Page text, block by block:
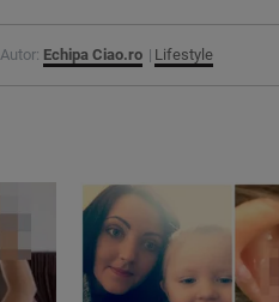
Autor: Echipa Ciao.ro Lifestyle